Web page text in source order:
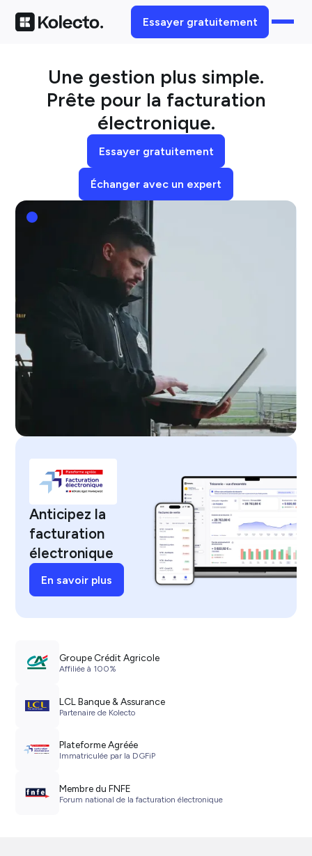
Essayer gratuitement
Une gestion plus simple.
Prête pour la facturation
électronique.
Essayer gratuitement
Échanger avec un expert
Anticipez la
facturation
électronique
En savoir plus
Groupe Crédit Agricole
Affiliée à 100%
LCL Banque & Assurance
Partenaire de Kolecto
Plateforme Agréée
Immatriculée par la DGFiP
Membre du FNFE
Forum national de la facturation électronique